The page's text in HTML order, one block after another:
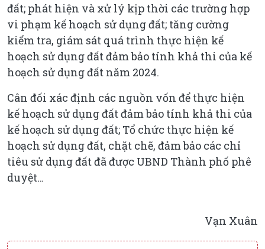
đất; phát hiện và xử lý kịp thời các trường hợp
vi phạm kế hoạch sử dụng đất; tăng cường
kiểm tra, giám sát quá trình thực hiện kế
hoạch sử dụng đất đảm bảo tính khả thi của kế
hoạch sử dụng đất năm 2024.
Cân đối xác định các nguồn vốn để thực hiện
kế hoạch sử dụng đất đảm bảo tính khả thi của
kế hoạch sử dụng đất; Tổ chức thực hiện kế
hoạch sử dụng đất, chặt chẽ, đảm bảo các chỉ
tiêu sử dụng đất đã được UBND Thành phố phê
duyệt…
Vạn Xuân